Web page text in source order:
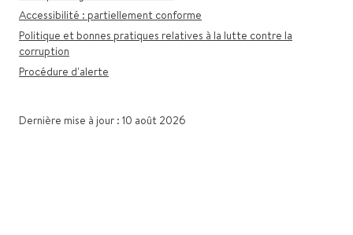
Accessibilité : partiellement conforme
Politique et bonnes pratiques relatives à la lutte contre la
corruption
Procédure d'alerte
Dernière mise à jour : 10 août 2026